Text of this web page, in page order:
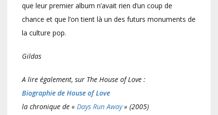
que leur premier album n’avait rien d’un coup de
chance et que l’on tient là un des futurs monuments de
la culture pop.
Gildas
A lire également, sur The House of Love :
Biographie de House of Love
la chronique de « Days Run Away» (2005)